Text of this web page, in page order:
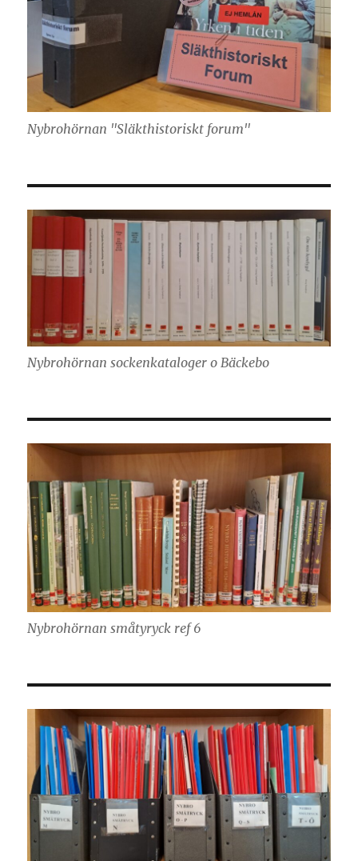
Nybrohörnan "Släkthistoriskt forum"
Nybrohörnan sockenkataloger o Bäckebo
Nybrohörnan småtyryck ref 6